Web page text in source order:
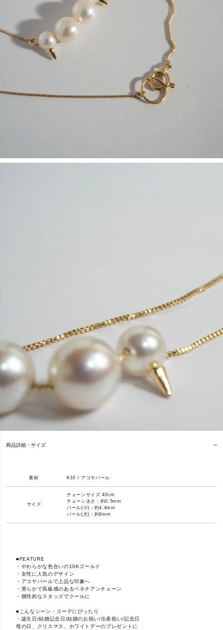
商品詳細・サイズ
素材 K10 / アコヤパール
サイズ
チェーンサイズ 40cm
チェーン太さ：約0.5mm
パール(小)：約4.4mm
パール(大)：約6mm
■FEATURE
・やわらかな色合いの10Kゴールド
・女性に人気のデザイン
・アコヤパールで上品な印象へ
・滑らかで高級感のあるベネチアンチェーン
・個性的なスタッズでクールに
■こんなシーン・コーデにぴったり
・誕生日/結婚記念日/結婚のお祝い/出産祝い/記念日
母の日、クリスマス、ホワイトデーのプレゼントに